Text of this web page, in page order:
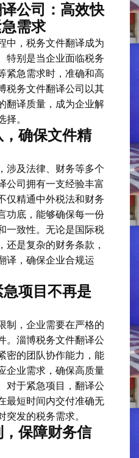
公司：高效快
需求
中，税务文件翻译成为
特别是当企业面临税务
紧急需求时，准确和高
税务文件翻译公司以其
翻译质量，成为企业解
择。
确保文件精
涉及法律、财务等多个
公司拥有一支经验丰富
仅精通中外税法和财务
功底，能够确保每一份
一致性。无论是国际税
还是复杂的财务条款，
译，确保企业合规运
项目不再是
制，企业需要在严格的
。淄博税务文件翻译公
密的团队协作能力，能
企业需求，确保高质量
对于紧急项目，翻译公
最短时间内交付准确无
突发的税务需求。
保障财务信